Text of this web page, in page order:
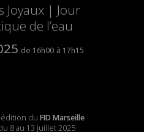
Joyaux | Jour
de l’eau
16h00 17h15
édition du FID Marseille
8 au 13 juillet 2025